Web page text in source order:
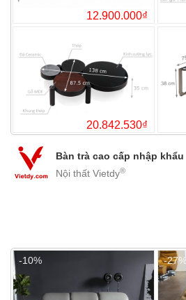
12.900.000₫
20.842.530₫
Bàn trà cao cấp nhập khẩu
Nội thất Vietdy®